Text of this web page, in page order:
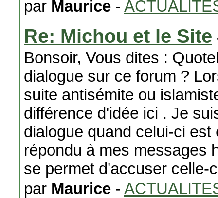
par Maurice -
Re: Michou et le Site
Bonsoir, Vous dites :
dialogue sur ce forum ?
suite antisémite ou
différence d'idée ici . Je
dialogue quand celui-ci
répondu à mes messages
se permet d'accuser celle-
par Maurice -